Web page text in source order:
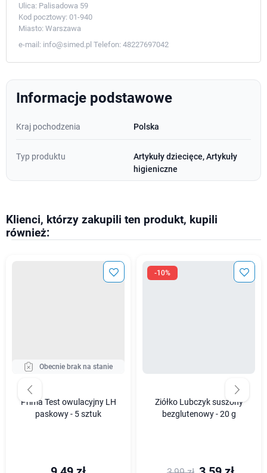
Ulica: Palisadowa 59
Kod pocztowy: 01-940
Miasto: Warszawa
e-mail: info@simed.pl Telefon: 48227697042
Informacje podstawowe
Kraj pochodzenia Polska
Typ produktu
Artykuły dziecięce, Artykuły
higieniczne
Klienci, którzy zakupili ten produkt, kupili
również:
Obecnie brak na stanie
Prima Test owulacyjny LH
paskowy - 5 sztuk
-10%
Ziółko Lubczyk suszony
bezglutenowy - 20 g